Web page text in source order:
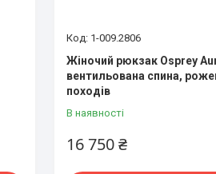
1-009.2806
Жіночий рюкзак Osprey
вентильована спина,
походів
В наявності
16 750 ₴